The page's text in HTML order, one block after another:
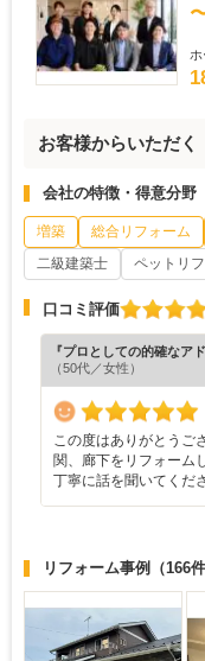
お客様からいただく
会社の特徴・得意分野
増築 総合リフォーム
二級建築士
ペットリ
口コミ評価
『プロとしての的確なア
（50代／女性）
この度はありがとうご
関、廊下をリフォーム
丁寧に話を聞いてくだ
リフォーム事例 （166件